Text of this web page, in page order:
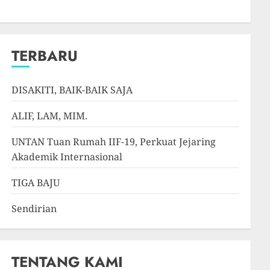
TERBARU
DISAKITI, BAIK-BAIK SAJA
ALIF, LAM, MIM.
UNTAN Tuan Rumah IIF-19, Perkuat Jejaring
Akademik Internasional
TIGA BAJU
Sendirian
TENTANG KAMI